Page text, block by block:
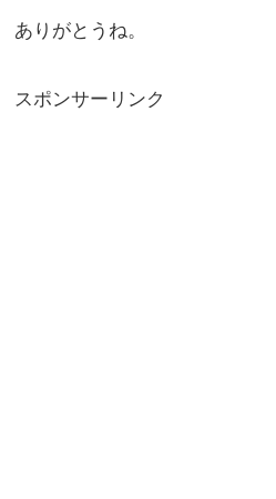
ありがとうね。
スポンサーリンク